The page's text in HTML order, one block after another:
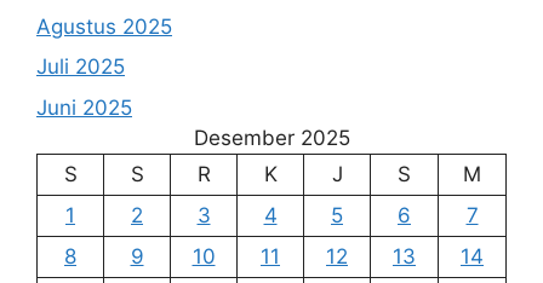
Agustus 2025
Juli 2025
Juni 2025
Desember 2025
S
S R K J S
M
1
2 3 4 5 6
7
8
9 10 11 12 13
14